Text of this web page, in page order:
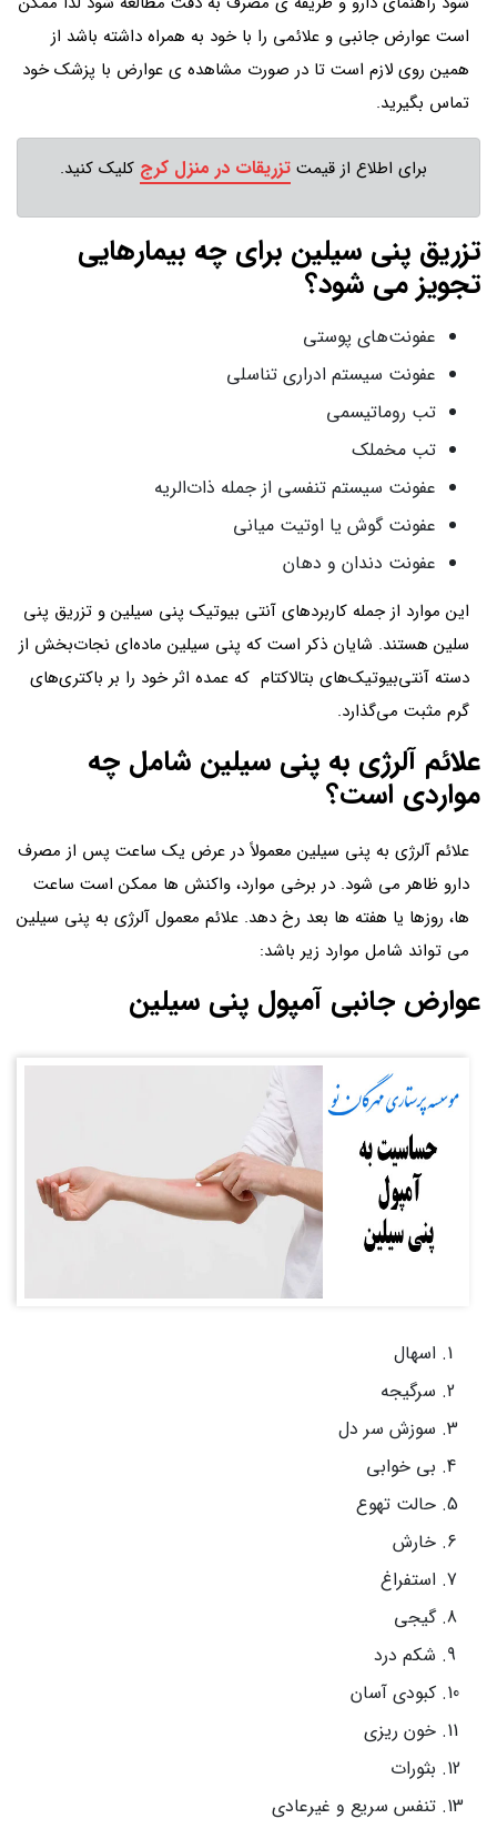
است عوارض جانبی و علائمی را با خود به همراه داشته باشد از
همین روی لازم است تا در صورت مشاهده ی عوارض با پزشک خود
تماس بگیرید.
برای اطلاع از قیمتتزریقات در منزل کرج کلیک کنید.
تزریق پنی سیلین برای چه بیمارهایی
تجویز می شود؟
عفونت‌های پوستی
عفونت سیستم ادراری تناسلی
تب روماتیسمی
تب مخملک
عفونت سیستم تنفسی از جمله ذات‌الریه
عفونت گوش یا اوتیت میانی
عفونت دندان و دهان
این موارد از جمله کاربردهای آنتی بیوتیک پنی سیلین و تزریق پنی
سلین هستند. شایان ذکر است که پنی سیلین ماده‌ای نجات‌بخش از
دسته آنتی‌بیوتیک‌های بتالاکتام که عمده اثر خود را بر باکتری‌های
گرم مثبت می‌گذارد.
علائم آلرژی به پنی سیلین شامل چه
مواردی است؟
علائم آلرژی به پنی سیلین معمولاً در عرض یک ساعت پس از مصرف
دارو ظاهر می شود. در برخی موارد، واکنش ها ممکن است ساعت
ها، روزها یا هفته ها بعد رخ دهد. علائم معمول آلرژی به پنی سیلین
می تواند شامل موارد زیر باشد:
عوارض جانبی آمپول پنی سیلین
اسهال
سرگیجه
سوزش سر دل
بی خوابی
حالت تهوع
خارش
استفراغ
گیجی
شکم درد
کبودی آسان
خون ریزی
بثورات
تنفس سریع و غیرعادی